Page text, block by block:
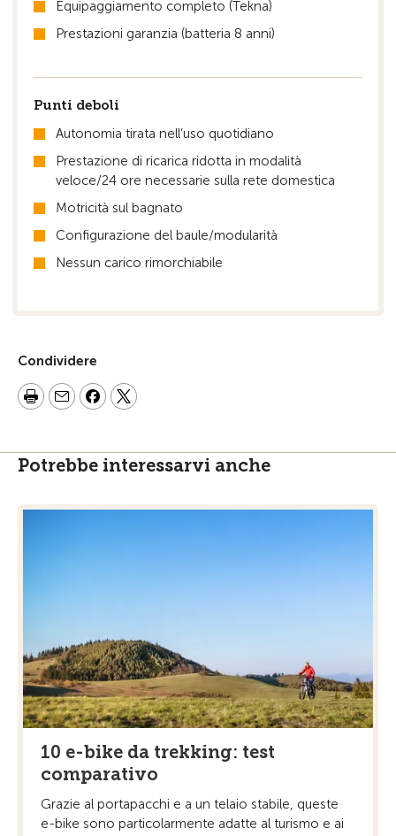
Equipaggiamento completo (Tekna)
Prestazioni garanzia (batteria 8 anni)
Punti deboli
Autonomia tirata nell’uso quotidiano
Prestazione di ricarica ridotta in modalità
veloce/24 ore necessarie sulla rete domestica
Motricità sul bagnato
Configurazione del baule/modularità
Nessun carico rimorchiabile
Condividere
Potrebbe interessarvi anche
10 e-bike da trekking: test
comparativo
Grazie al portapacchi e a un telaio stabile, queste
e-bike sono particolarmente adatte al turismo e ai